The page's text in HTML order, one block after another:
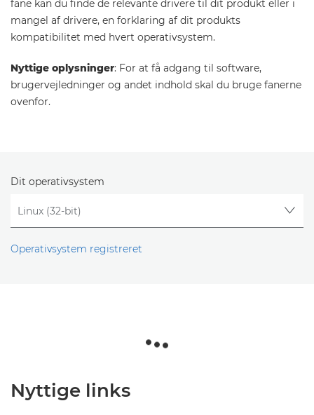
fane kan du finde de relevante drivere til dit produkt eller i
mangel af drivere, en forklaring af dit produkts
kompatibilitet med hvert operativsystem.
Nyttige oplysninger: For at få adgang til software,
brugervejledninger og andet indhold skal du bruge fanerne
ovenfor.
Dit operativsystem
Operativsystem registreret
Nyttige links